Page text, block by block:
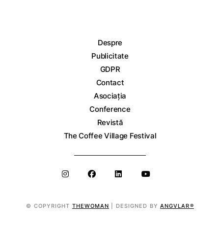
Despre
Publicitate
GDPR
Contact
Asociația
Conference
Revistă
The Coffee Village Festival
© COPYRIGHT THEWOMAN | DESIGNED BY ANGVLAR®